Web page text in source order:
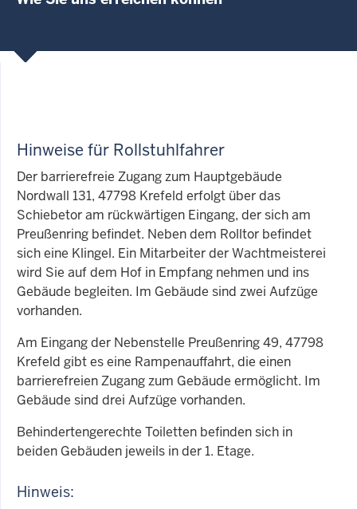
Hinweise für Rollstuhlfahrer
Der barrierefreie Zugang zum Hauptgebäude
Nordwall 131, 47798 Krefeld erfolgt über das
Schiebetor am rückwärtigen Eingang, der sich am
Preußenring befindet. Neben dem Rolltor befindet
sich eine Klingel. Ein Mitarbeiter der Wachtmeisterei
wird Sie auf dem Hof in Empfang nehmen und ins
Gebäude begleiten. Im Gebäude sind zwei Aufzüge
vorhanden.
Am Eingang der Nebenstelle Preußenring 49, 47798
Krefeld gibt es eine Rampenauffahrt, die einen
barrierefreien Zugang zum Gebäude ermöglicht. Im
Gebäude sind drei Aufzüge vorhanden.
Behindertengerechte Toiletten befinden sich in
beiden Gebäuden jeweils in der 1. Etage.
Hinweis: